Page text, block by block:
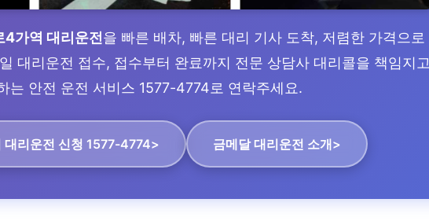
4가역 대리운전 을 빠른 배차, 빠른 대리 기사 도착, 저렴한 가격으로
대리운전 접수, 접수부터 완료까지 전문 상담사 대리콜을 책임지고
는 안전 운전 서비스 1577-4774로 연락주세요.
리운전 신청 1577-4774> 금메달 대리운전 소개>